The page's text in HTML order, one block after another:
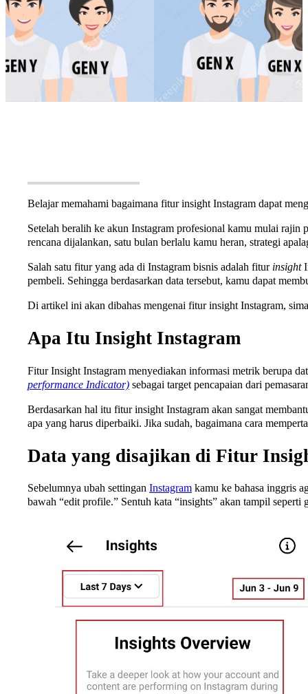
Belajar memahami bagaimana fitur insight Instagram dapat
Setelah beralih ke akun Instagram profesional kamu mulai rajin
rencana dijalankan, satu bulan berlalu kamu heran, strategi
Salah satu fitur yang ada di Instagram bisnis adalah fitur insight
pembeli. Sehingga berdasarkan data tersebut, kamu dapat
Di artikel ini akan dibahas mengenai fitur insight Instagram,
Apa Itu Insight Instagram
Fitur Insight Instagram menyediakan informasi metrik berupa
performance Indicator) sebagai target pencapaian dari
Berdasarkan hal itu fitur insight Instagram akan sangat
apa yang harus diperbaiki. Jika sudah, bagaimana cara
Data yang disajikan di Fitur
Sebelumnya ubah settingan Instagram kamu ke bahasa inggris
bawah “edit profile.” Sentuh kata “insights” akan tampil seperti